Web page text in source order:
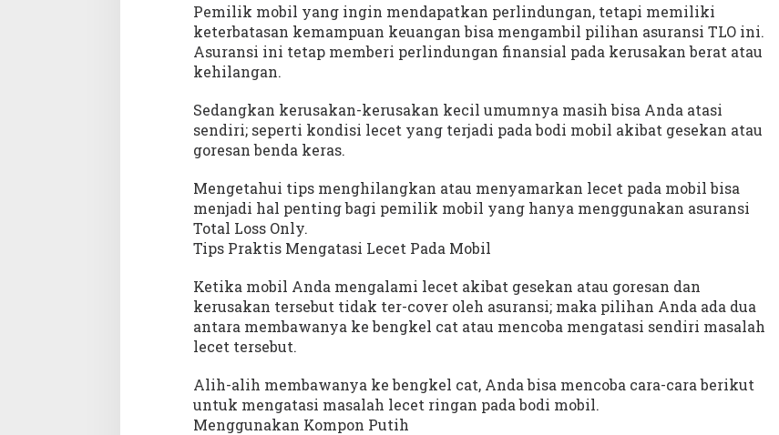
Pemilik mobil yang ingin mendapatkan perlindungan, tetapi memiliki
keterbatasan kemampuan keuangan bisa mengambil pilihan asuransi TLO ini.
Asuransi ini tetap memberi perlindungan finansial pada kerusakan berat atau
kehilangan.
Sedangkan kerusakan-kerusakan kecil umumnya masih bisa Anda atasi
sendiri; seperti kondisi lecet yang terjadi pada bodi mobil akibat gesekan atau
goresan benda keras.
Mengetahui tips menghilangkan atau menyamarkan lecet pada mobil bisa
menjadi hal penting bagi pemilik mobil yang hanya menggunakan asuransi
Total Loss Only.
Tips Praktis Mengatasi Lecet Pada Mobil
Ketika mobil Anda mengalami lecet akibat gesekan atau goresan dan
kerusakan tersebut tidak ter-cover oleh asuransi; maka pilihan Anda ada dua
antara membawanya ke bengkel cat atau mencoba mengatasi sendiri masalah
lecet tersebut.
Alih-alih membawanya ke bengkel cat, Anda bisa mencoba cara-cara berikut
untuk mengatasi masalah lecet ringan pada bodi mobil.
Menggunakan Kompon Putih